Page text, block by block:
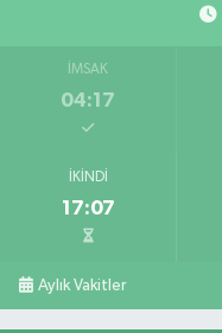
İMSAK
04:17
İKINDI
17:07
Aylık Vakitler